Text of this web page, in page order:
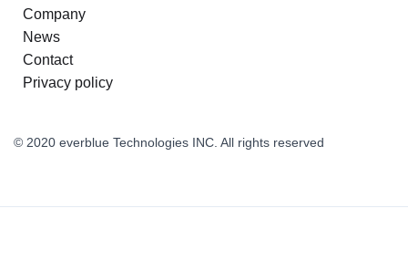
Company
News
Contact
Privacy policy
© 2020 everblue Technologies INC. All rights reserved